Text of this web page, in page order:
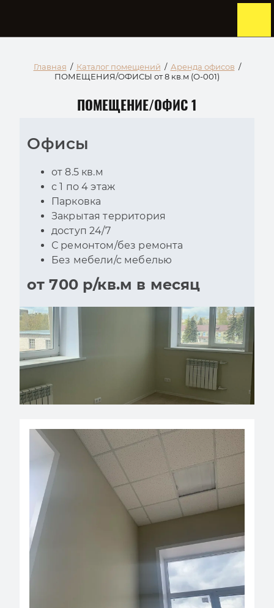
Главная / Каталог помещений / Аренда офисов /
ПОМЕЩЕНИЯ/ОФИСЫ от 8 кв.м (О-001)
ПОМЕЩЕНИЕ/ОФИС 1
Офисы
от 8.5 кв.м
с 1 по 4 этаж
Парковка
Закрытая территория
доступ 24/7
С ремонтом/без ремонта
Без мебели/с мебелью
от 700 р/кв.м в месяц